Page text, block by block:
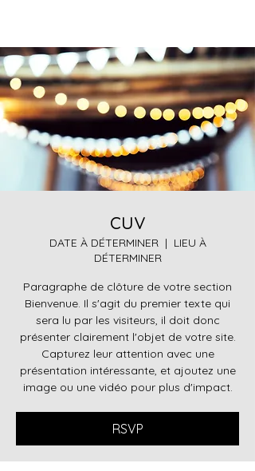
cuv
DATE À DÉTERMINER
  |
LIEU À
DÉTERMINER
Paragraphe de clôture de votre section
Bienvenue. Il s'agit du premier texte qui
sera lu par les visiteurs, il doit donc
présenter clairement l'objet de votre site.
Capturez leur attention avec une
présentation intéressante, et ajoutez une
image ou une vidéo pour plus d'impact.
RSVP